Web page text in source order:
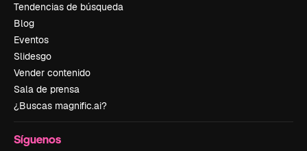
Tendencias de búsqueda
Blog
Eventos
Slidesgo
Vender contenido
Sala de prensa
¿Buscas magnific.ai?
Síguenos